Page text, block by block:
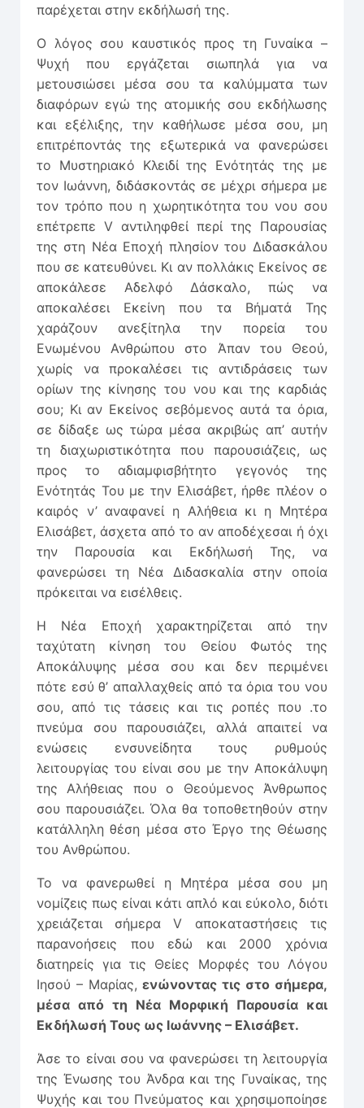
παρέχεται στην εκδήλωσή της.
Ο λόγος σου καυστικός προς τη Γυναίκα –
Ψυχή που εργάζεται σιωπηλά για να
μετουσιώσει μέσα σου τα καλύμματα των
διαφόρων εγώ της ατομικής σου εκδήλωσης
και εξέλιξης, την καθήλωσε μέσα σου, μη
επιτρέποντάς της εξωτερικά να φανερώσει
το Μυστηριακό Κλειδί της Ενότητάς της με
τον Ιωάννη, διδάσκοντάς σε μέχρι σήμερα με
τον τρόπο που η χωρητικότητα του νου σου
επέτρεπε V αντιληφθεί περί της Παρουσίας
της στη Νέα Εποχή πλησίον του Διδασκάλου
που σε κατευθύνει. Κι αν πολλάκις Εκείνος σε
αποκάλεσε Αδελφό Δάσκαλο, πώς να
αποκαλέσει Εκείνη που τα Βήματά Της
χαράζουν ανεξίτηλα την πορεία του
Ενωμένου Ανθρώπου στο Άπαν του Θεού,
χωρίς να προκαλέσει τις αντιδράσεις των
ορίων της κίνησης του νου και της καρδιάς
σου; Κι αν Εκείνος σεβόμενος αυτά τα όρια,
σε δίδαξε ως τώρα μέσα ακριβώς απ’ αυτήν
τη διαχωριστικότητα που παρουσιάζεις, ως
προς το αδιαμφισβήτητο γεγονός της
Ενότητάς Του με την Ελισάβετ, ήρθε πλέον ο
καιρός ν’ αναφανεί η Αλήθεια κι η Μητέρα
Ελισάβετ, άσχετα από το αν αποδέχεσαι ή όχι
την Παρουσία και Εκδήλωσή Της, να
φανερώσει τη Νέα Διδασκαλία στην οποία
πρόκειται να εισέλθεις.
Η Νέα Εποχή χαρακτηρίζεται από την
ταχύτατη κίνηση του Θείου Φωτός της
Αποκάλυψης μέσα σου και δεν περιμένει
πότε εσύ θ’ απαλλαχθείς από τα όρια του νου
σου, από τις τάσεις και τις ροπές που .το
πνεύμα σου παρουσιάζει, αλλά απαιτεί να
ενώσεις ενσυνείδητα τους ρυθμούς
λειτουργίας του είναι σου με την Αποκάλυψη
της Αλήθειας που ο Θεούμενος Άνθρωπος
σου παρουσιάζει. Όλα θα τοποθετηθούν στην
κατάλληλη θέση μέσα στο Έργο της Θέωσης
του Ανθρώπου.
Το να φανερωθεί η Μητέρα μέσα σου μη
νομίζεις πως είναι κάτι απλό και εύκολο, διότι
χρειάζεται σήμερα V αποκαταστήσεις τις
παρανοήσεις που εδώ και 2000 χρόνια
διατηρείς για τις Θείες Μορφές του Λόγου
Ιησού – Μαρίας,ενώνοντας τις στο σήμερα,
μέσα από τη Νέα Μορφική Παρουσία και
Εκδήλωσή Τους ως Ιωάννης – Ελισάβετ.
Άσε το είναι σου να φανερώσει τη λειτουργία
της Ένωσης του Άνδρα και της Γυναίκας, της
Ψυχής και του Πνεύματος και χρησιμοποίησε